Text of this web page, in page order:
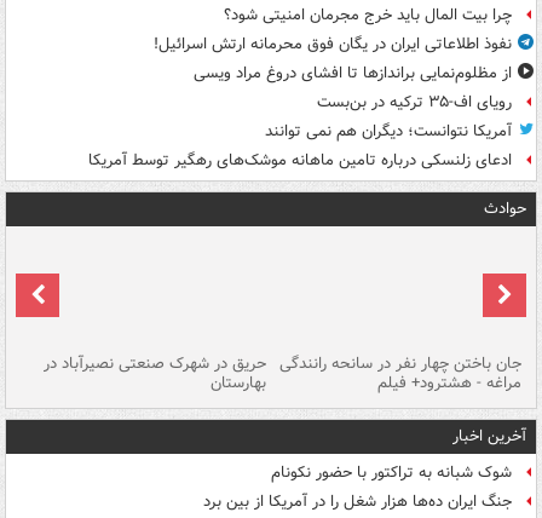
چرا بیت المال باید خرج مجرمان امنیتی شود؟
نفوذ اطلاعاتی ایران در یگان فوق محرمانه ارتش اسرائیل!
از مظلوم‌نمایی براندازها تا افشای دروغ مراد ویسی
رویای اف-۳۵ ترکیه در بن‌بست
آمریکا نتوانست؛ دیگران هم نمی توانند
ادعای زلنسکی درباره تامین ماهانه موشک‌های رهگیر توسط آمریکا
حوادث
جان باختن چهار نفر در سانحه رانندگی
مراغه - هشترود+ فیلم
حریق در شهرک صنعتی نصیرآباد در
بهارستان
آخرین اخبار
شوک شبانه به تراکتور با حضور نکونام
جنگ ایران ده‌ها هزار شغل را در آمریکا از بین برد